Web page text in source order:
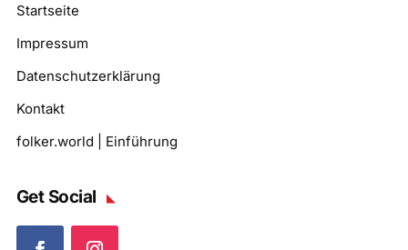
Startseite
Impressum
Datenschutzerklärung
Kontakt
folker.world | Einführung
Get Social